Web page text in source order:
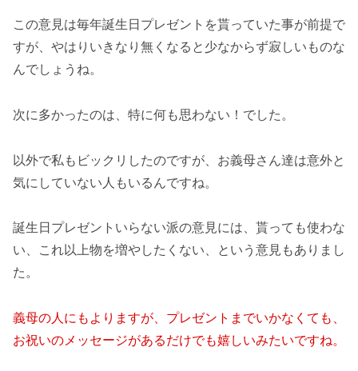
この意見は毎年誕生日プレゼントを貰っていた事が前提で
すが、やはりいきなり無くなると少なからず寂しいものな
んでしょうね。
次に多かったのは、特に何も思わない！でした。
以外で私もビックリしたのですが、お義母さん達は意外と
気にしていない人もいるんですね。
誕生日プレゼントいらない派の意見には、貰っても使わな
い、これ以上物を増やしたくない、という意見もありまし
た。
義母の人にもよりますが、プレゼントまでいかなくても、
お祝いのメッセージがあるだけでも嬉しいみたいですね。